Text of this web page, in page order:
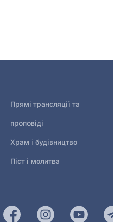
Прямі трансляції та
проповіді
Храм і будівництво
Піст і молитва